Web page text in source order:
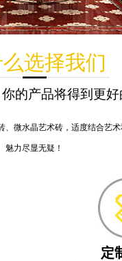
选择我们
的产品将得到更
、微水晶艺术砖，适度结合艺
魅力尽显无疑！
定